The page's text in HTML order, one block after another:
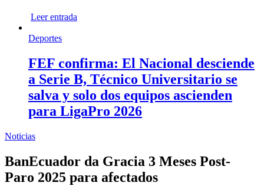
Leer entrada
Deportes
FEF confirma: El Nacional desciende
a Serie B, Técnico Universitario se
salva y solo dos equipos ascienden
para LigaPro 2026
Noticias
BanEcuador da Gracia 3 Meses Post-
Paro 2025 para afectados